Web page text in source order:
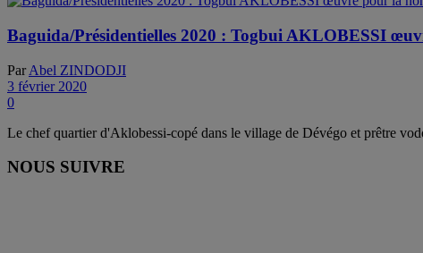
Baguida/Présidentielles 2020 : Togbui AKLOBESSI
Par Abel ZINDODJI
3 février 2020
0
Le chef quartier d'Aklobessi-copé dans le village de Dévégo et prêtre
NOUS SUIVRE